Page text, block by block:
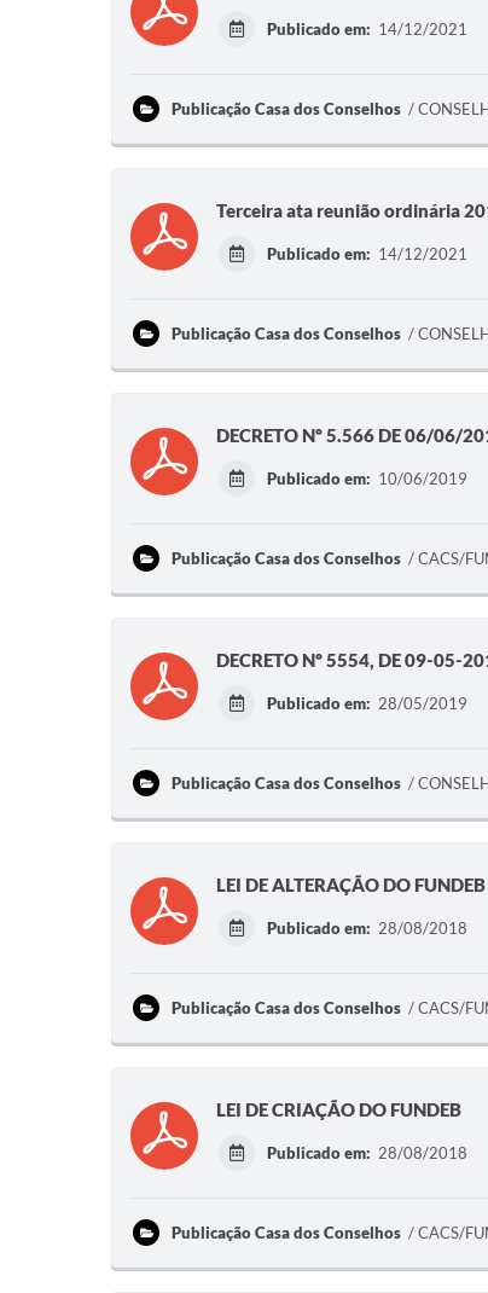
Publicado em: 14/12/2021
Publicação Casa dos Conselhos
Terceira ata reunião ordinária
Publicado em: 14/12/2021
Publicação Casa dos Conselhos
DECRETO Nº 5.566 DE 06/06/
Publicado em: 10/06/2019
Publicação Casa dos Conselhos CACS/
DECRETO Nº 5554, DE 09-05-
Publicado em: 28/05/2019
Publicação Casa dos Conselhos
LEI DE ALTERAÇÃO DO FUNDEB
Publicado em: 28/08/2018
Publicação Casa dos Conselhos CACS/
LEI DE CRIAÇÃO DO FUNDEB
Publicado em: 28/08/2018
Publicação Casa dos Conselhos CACS/